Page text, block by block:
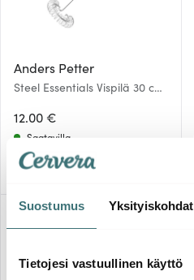
Suostumus Yksityiskohdat
Tietojesi vastuullinen käyttö
Anders Petter
Steel Essentials Vispilä 30 cm
12.00 €
Saatavilla